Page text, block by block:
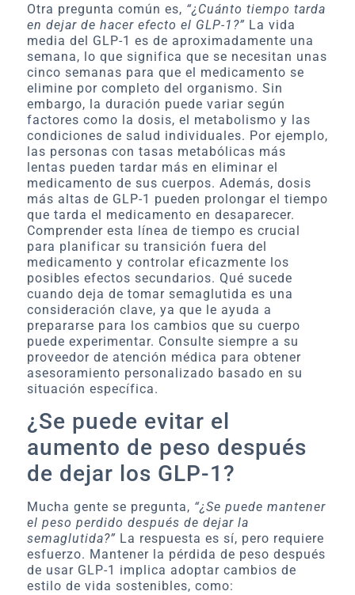
Otra pregunta común es, “¿Cuánto tiempo tarda
en dejar de hacer efecto el GLP-1?” La vida
media del GLP-1 es de aproximadamente una
semana, lo que significa que se necesitan unas
cinco semanas para que el medicamento se
elimine por completo del organismo. Sin
embargo, la duración puede variar según
factores como la dosis, el metabolismo y las
condiciones de salud individuales. Por ejemplo,
las personas con tasas metabólicas más
lentas pueden tardar más en eliminar el
medicamento de sus cuerpos. Además, dosis
más altas de GLP-1 pueden prolongar el tiempo
que tarda el medicamento en desaparecer.
Comprender esta línea de tiempo es crucial
para planificar su transición fuera del
medicamento y controlar eficazmente los
posibles efectos secundarios. Qué sucede
cuando deja de tomar semaglutida es una
consideración clave, ya que le ayuda a
prepararse para los cambios que su cuerpo
puede experimentar. Consulte siempre a su
proveedor de atención médica para obtener
asesoramiento personalizado basado en su
situación específica.
¿Se puede evitar el
aumento de peso después
de dejar los GLP-1?
Mucha gente se pregunta, “¿Se puede mantener
el peso perdido después de dejar la
semaglutida?” La respuesta es sí, pero requiere
esfuerzo. Mantener la pérdida de peso después
de usar GLP-1 implica adoptar cambios de
estilo de vida sostenibles, como: